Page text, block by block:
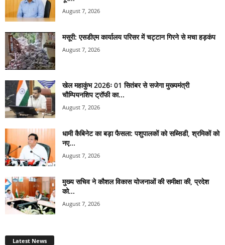
August 7, 2026
मसूरी: एसडीएम कार्यालय परिसर में चट्टान गिरने से मचा हड़कंप
August 7, 2026
खेल महाकुंभ 2026ः 01 सितंबर से सजेगा मुख्यमंत्री
चौम्पियनशिप ट्रॉफी का...
August 7, 2026
धामी कैबिनेट का बड़ा फैसला: पशुपालकों को सब्सिडी, श्रमिकों को
नए...
August 7, 2026
मुख्य सचिव ने कौशल विकास योजनाओं की समीक्षा की, प्रदेश
को...
August 7, 2026
Latest News